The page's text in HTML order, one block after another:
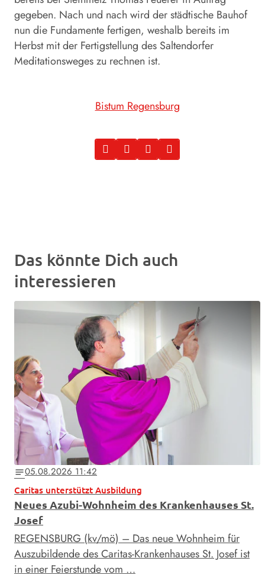
gegeben. Nach und nach wird der städtische Bauhof
nun die Fundamente fertigen, weshalb bereits im
Herbst mit der Fertigstellung des Saltendorfer
Meditationsweges zu rechnen ist.
Bistum Regensburg
Das könnte Dich auch
interessieren
notes05.08.2026 11:42
Caritas unterstützt Ausbildung
Neues Azubi-Wohnheim des Krankenhauses St.
Josef
REGENSBURG (kv/mö) – Das neue Wohnheim für
Auszubildende des Caritas-Krankenhauses St. Josef ist
in einer Feierstunde vom …